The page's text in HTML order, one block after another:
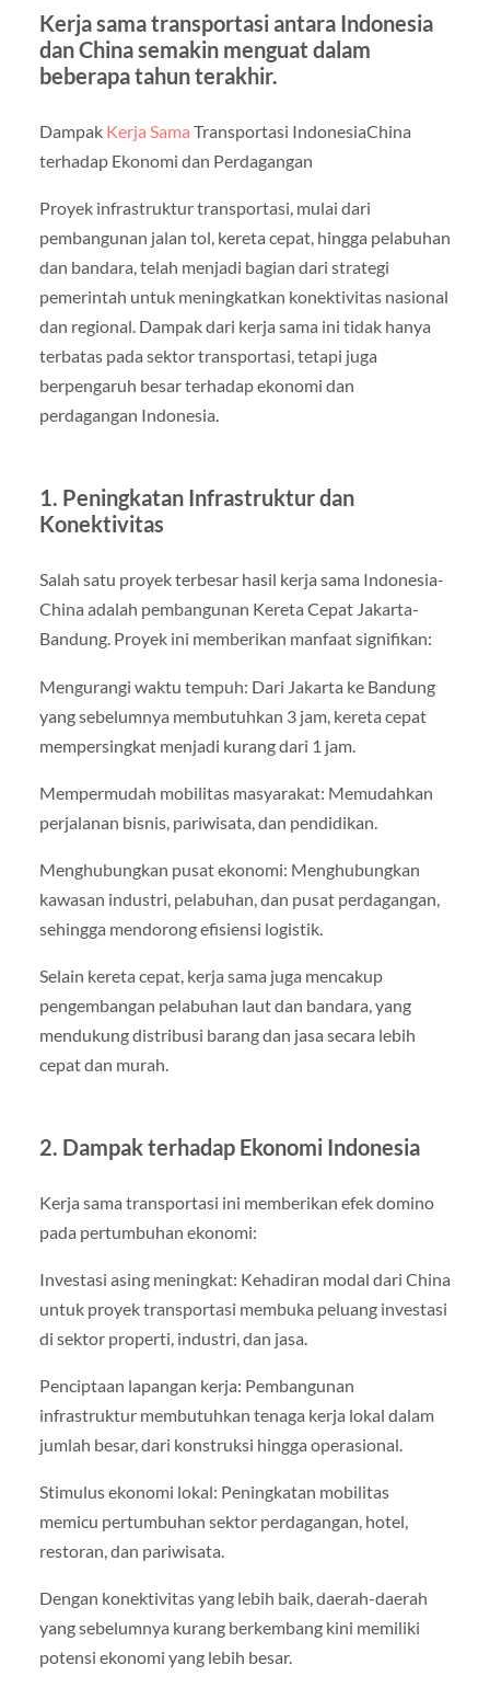
Kerja sama transportasi antara Indonesia
dan China semakin menguat dalam
beberapa tahun terakhir.
Dampak Kerja Sama Transportasi IndonesiaChina
terhadap Ekonomi dan Perdagangan
Proyek infrastruktur transportasi, mulai dari
pembangunan jalan tol, kereta cepat, hingga pelabuhan
dan bandara, telah menjadi bagian dari strategi
pemerintah untuk meningkatkan konektivitas nasional
dan regional. Dampak dari kerja sama ini tidak hanya
terbatas pada sektor transportasi, tetapi juga
berpengaruh besar terhadap ekonomi dan
perdagangan Indonesia.
1. Peningkatan Infrastruktur dan
Konektivitas
Salah satu proyek terbesar hasil kerja sama Indonesia-
China adalah pembangunan Kereta Cepat Jakarta-
Bandung. Proyek ini memberikan manfaat signifikan:
Mengurangi waktu tempuh: Dari Jakarta ke Bandung
yang sebelumnya membutuhkan 3 jam, kereta cepat
mempersingkat menjadi kurang dari 1 jam.
Mempermudah mobilitas masyarakat: Memudahkan
perjalanan bisnis, pariwisata, dan pendidikan.
Menghubungkan pusat ekonomi: Menghubungkan
kawasan industri, pelabuhan, dan pusat perdagangan,
sehingga mendorong efisiensi logistik.
Selain kereta cepat, kerja sama juga mencakup
pengembangan pelabuhan laut dan bandara, yang
mendukung distribusi barang dan jasa secara lebih
cepat dan murah.
2. Dampak terhadap Ekonomi Indonesia
Kerja sama transportasi ini memberikan efek domino
pada pertumbuhan ekonomi:
Investasi asing meningkat: Kehadiran modal dari China
untuk proyek transportasi membuka peluang investasi
di sektor properti, industri, dan jasa.
Penciptaan lapangan kerja: Pembangunan
infrastruktur membutuhkan tenaga kerja lokal dalam
jumlah besar, dari konstruksi hingga operasional.
Stimulus ekonomi lokal: Peningkatan mobilitas
memicu pertumbuhan sektor perdagangan, hotel,
restoran, dan pariwisata.
Dengan konektivitas yang lebih baik, daerah-daerah
yang sebelumnya kurang berkembang kini memiliki
potensi ekonomi yang lebih besar.